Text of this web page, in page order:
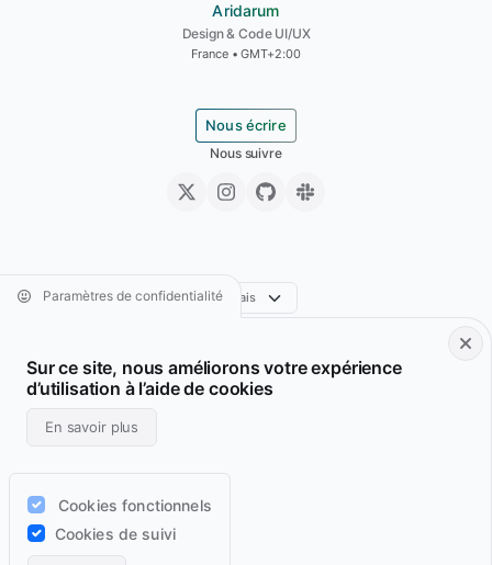
Aridarum
Design & Code UI/UX
France • GMT+2:00
Nous écrire
Nous suivre
Footer • Navigation principale
Services
Lab
Footer • Navigation
Parcours
Paramètres de confidentialité
Sur ce site, nous améliorons votre expérience
d’utilisation à l’aide de cookies
En savoir plus
Cookies fonctionnels
Cookies de suivi